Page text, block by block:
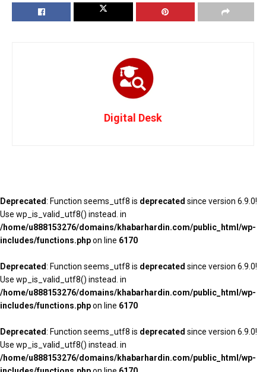
Digital Desk
Deprecated: Function seems_utf8 is deprecated since version 6.9.0!
Use wp_is_valid_utf8() instead. in
/home/u888153276/domains/khabarhardin.com/public_html/wp-
includes/functions.phpon line 6170
Deprecated: Function seems_utf8 is deprecated since version 6.9.0!
Use wp_is_valid_utf8() instead. in
/home/u888153276/domains/khabarhardin.com/public_html/wp-
includes/functions.phpon line 6170
Deprecated: Function seems_utf8 is deprecated since version 6.9.0!
Use wp_is_valid_utf8() instead. in
/home/u888153276/domains/khabarhardin.com/public_html/wp-